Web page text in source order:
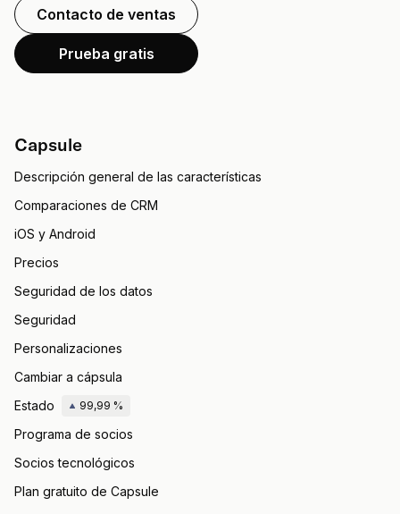
Contacto de ventas
Prueba gratis
Capsule
Descripción general de las características
Comparaciones de CRM
iOS y Android
Precios
Seguridad de los datos
Seguridad
Personalizaciones
Cambiar a cápsula
Estado
99,99 %
Programa de socios
Socios tecnológicos
Plan gratuito de Capsule